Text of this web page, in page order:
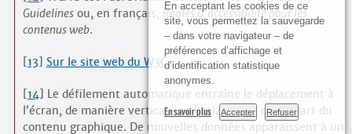
En acceptant les cookies de ce
site, vous permettez la sauvegarde
– dans votre navigateur – de
préférences d’affichage et
d’identification statistique
anonymes.
En savoir plus Accepter Refuser
Guidelinesou, en français, Règles d’accessibilité pour les
contenus web.
[13] Sur le site web du W3C.
[14] Le défilement automatique entraîne le déplacement à
l’écran, de manière verticale ou horizontale, d’une part du
contenu graphique. De nouvelles données apparaissent à un